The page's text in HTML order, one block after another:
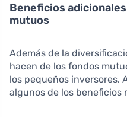
Beneficios
mutuos
Además de la
hacen de los fondos
los pequeños inversores.
algunos de los beneficios